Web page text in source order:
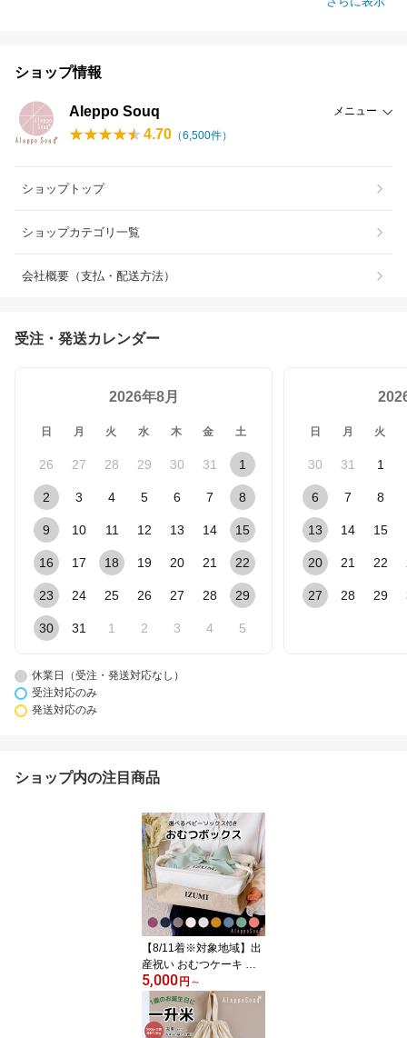
ショップ情報
Aleppo Souq メニュー
4.70 （6,500件）
ショップトップ
ショップカテゴリ一覧
会社概要（支払・配送方法）
受注・発送カレンダー
2026年8月
日 月 火 水 木 金 土
26 27 28 29 30 31 1
2 3 4 5 6 7 8
9 10 11 12 13 14 15
16 17 18 19 20 21 22
23 24 25 26 27 28 29
30 31 1 2 3 4 5
日 月 火
30 31 1
6 7 8
13 14 15
20 21 22
27 28 29
休業日（受注・発送対応なし）
受注対応のみ
発送対応のみ
ショップ内の注目商品
【8/11着※対象地域】出
産祝い おむつケーキ ギ
フトセット ずっと使える
人気 ボックス バスケッ
ト おむつボックス 名入
れ 名前 送料無料 ストッ
5,000円 ～